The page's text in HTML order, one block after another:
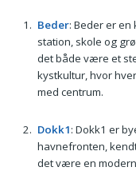
Beder: Beder er
station, skole og
det både være et
kystkultur, hvor
med centrum.
Dokk1: Dokk1 er
havnefronten,
det være en